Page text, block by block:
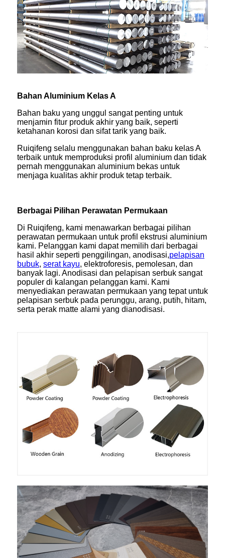
Bahan Aluminium Kelas A
Bahan baku yang unggul sangat penting untuk
menjamin fitur produk akhir yang baik, seperti
ketahanan korosi dan sifat tarik yang baik.
Ruiqifeng selalu menggunakan bahan baku kelas A
terbaik untuk memproduksi profil aluminium dan tidak
pernah menggunakan aluminium bekas untuk
menjaga kualitas akhir produk tetap terbaik.
Berbagai Pilihan Perawatan Permukaan
Di Ruiqifeng, kami menawarkan berbagai pilihan
perawatan permukaan untuk profil ekstrusi aluminium
kami. Pelanggan kami dapat memilih dari berbagai
hasil akhir seperti penggilingan, anodisasi,pelapisan
bubuk, serat kayu, elektroforesis, pemolesan, dan
banyak lagi. Anodisasi dan pelapisan serbuk sangat
populer di kalangan pelanggan kami. Kami
menyediakan perawatan permukaan yang tepat untuk
pelapisan serbuk pada perunggu, arang, putih, hitam,
serta perak matte alami yang dianodisasi.